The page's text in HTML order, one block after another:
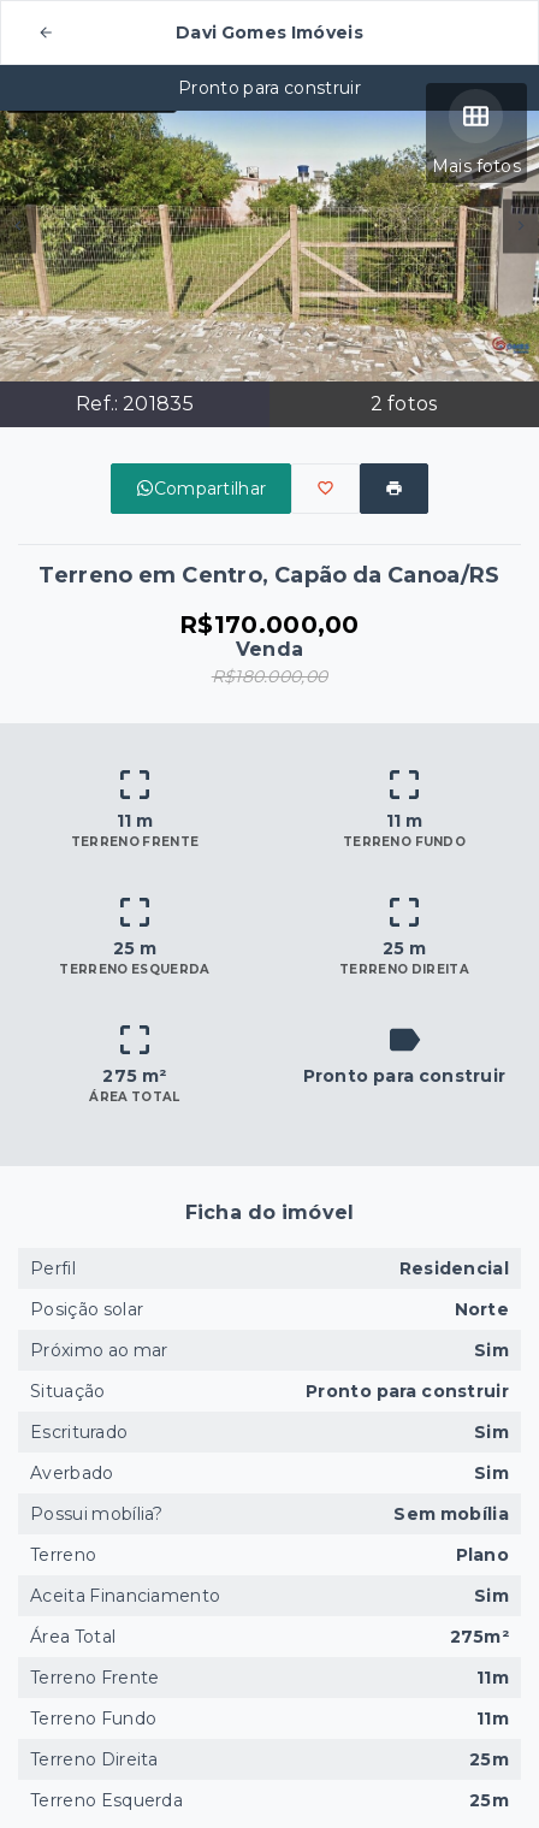
Davi Gomes Imóveis
Mais fotos
Ref.: 201835 2 fotos
Pronto para construir
Compartilhar
Terreno em Centro, Capão da Canoa/RS
R$170.000,00
Venda
R$180.000,00
11 m
TERRENO FRENTE
11 m
TERRENO FUNDO
25 m
TERRENO ESQUERDA
25 m
TERRENO DIREITA
275 m²
ÁREA TOTAL
Pronto para construir
Ficha do imóvel
Perfil
Residencial
Posição solar
Norte
Próximo ao mar
Sim
Situação
Pronto para construir
Escriturado
Sim
Averbado
Sim
Possui mobília?
Sem mobília
Terreno
Plano
Aceita Financiamento
Sim
Área Total
275m²
Terreno Frente
11m
Terreno Fundo
11m
Terreno Direita
25m
Terreno Esquerda
25m